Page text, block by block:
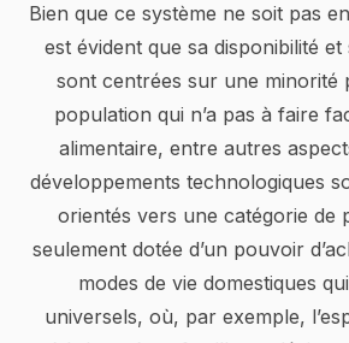
Bien que ce système ne soit pas
est évident que sa disponibilité
sont centrées sur une minorité
population qui n’a pas à faire
alimentaire, entre autres
développements technologiques
orientés vers une catégorie de
seulement dotée d’un pouvoir
modes de vie domestiques
universels, où, par exemple,